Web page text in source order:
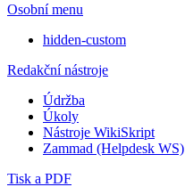
Osobní menu
hidden-custom
Redakční nástroje
Údržba
Úkoly
Nástroje WikiSkript
Zammad (Helpdesk WS)
Tisk a PDF